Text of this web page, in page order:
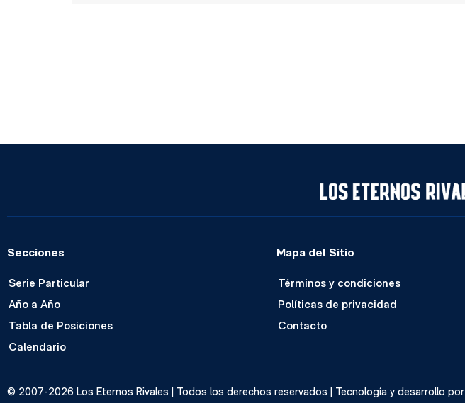
Secciones
Serie Particular
Año a Año
Tabla de Posiciones
Calendario
Mapa del Sitio
Términos y condiciones
Políticas de privacidad
Contacto
© 2007-2026 Los Eternos Rivales | Todos los derechos reservados | Tecnología y desarrollo por